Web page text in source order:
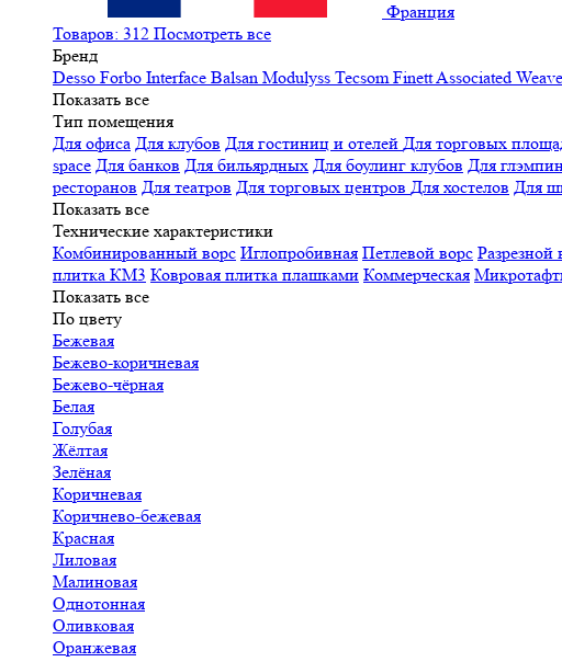
Франция
Товаров: 312 Посмотреть все
Бренд
Desso Forbo Interface Balsan Modulyss Tecsom FinettAssociated
Показать все
Тип помещения
Для офиса Для клубов Для гостиниц и отелей Для торговых
space Для банков Для бильярдных Для боулинг клубов Для
ресторанов Для театров Для торговых центров Для хостелов Для
Показать все
Технические характеристики
Комбинированный ворс Иглопробивная Петлевой ворс Разрезной
плитка КМ3 Ковровая плитка плашками Коммерческая
Показать все
По цвету
Бежевая
Бежево-коричневая
Бежево-чёрная
Белая
Голубая
Жёлтая
Зелёная
Коричневая
Коричнево-бежевая
Красная
Лиловая
Малиновая
Однотонная
Оливковая
Оранжевая